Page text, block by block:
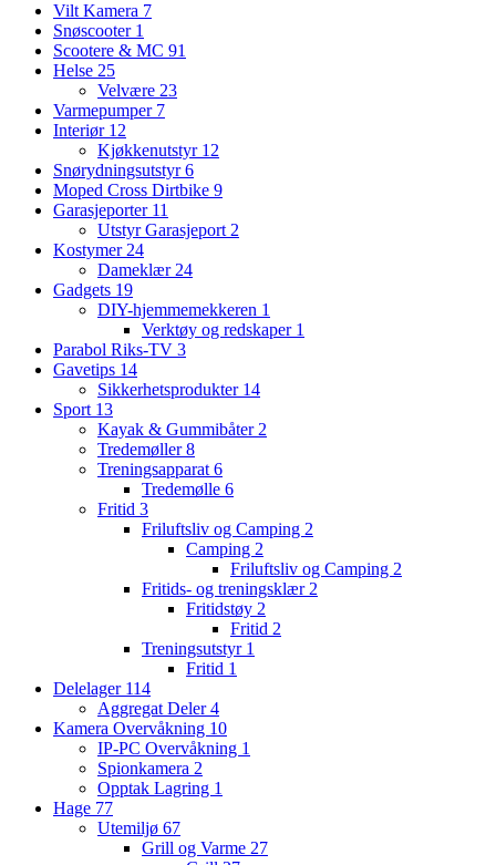
Vilt Kamera 7
Snøscooter 1
Scootere & MC 91
Helse 25
Velvære 23
Varmepumper 7
Interiør 12
Kjøkkenutstyr 12
Snørydningsutstyr6
Moped Cross Dirtbike 9
Garasjeporter 11
Utstyr Garasjeport 2
Kostymer 24
Dameklær 24
Gadgets 19
DIY-hjemmemekkeren 1
Verktøy og redskaper 1
Parabol Riks-TV 3
Gavetips 14
Sikkerhetsprodukter 14
Sport 13
Kayak & Gummibåter 2
Tredemøller8
Treningsapparat 6
Tredemølle 6
Fritid 3
Friluftsliv og Camping 2
Camping 2
Friluftsliv og Camping 2
Fritids- og treningsklær 2
Fritidstøy 2
Fritid 2
Treningsutstyr 1
Fritid 1
Delelager 114
Aggregat Deler4
Kamera Overvåkning 10
IP-PC Overvåkning 1
Spionkamera 2
Opptak Lagring 1
Hage 77
Utemiljø 67
Grill og Varme 27